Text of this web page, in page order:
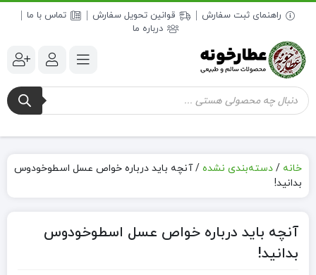
راهنمای ثبت سفارش قوانین تحویل سفارش
تماس با ما
درباره ما
جستجوی
محصولات
خانه / دسته‌بندی نشده /آنچه باید درباره خواص عسل اسطوخودوس
بدانید!
آنچه باید درباره خواص عسل اسطوخودوس
بدانید!